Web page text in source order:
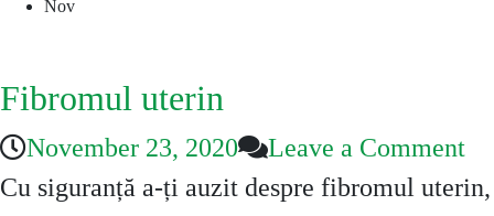
Nov
Fibromul uterin
November 23, 2020 Leave a Commenton
Cu siguranță a-ți auzit despre fibromul uterin,